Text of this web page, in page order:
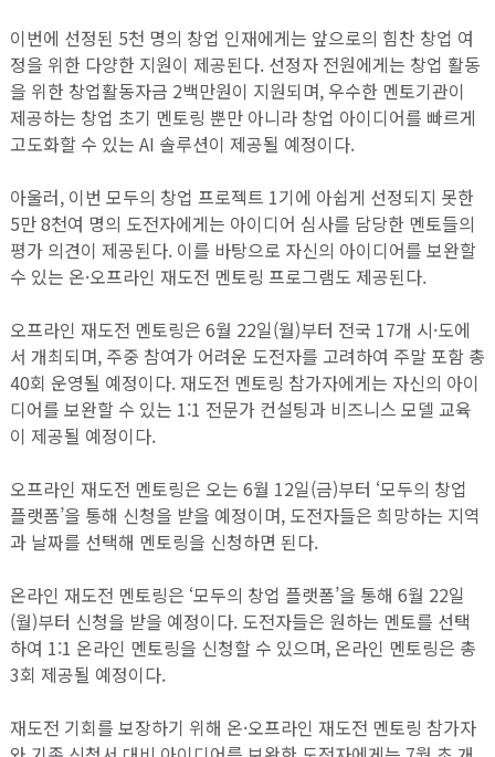
이번에 선정된 5천 명의 창업 인재에게는 앞으로의 힘찬 창업 여
정을 위한 다양한 지원이 제공된다. 선정자 전원에게는 창업 활동
을 위한 창업활동자금 2백만원이 지원되며, 우수한 멘토기관이
제공하는 창업 초기 멘토링 뿐만 아니라 창업 아이디어를 빠르게
고도화할 수 있는 AI 솔루션이 제공될 예정이다.
아울러, 이번 모두의 창업 프로젝트 1기에 아쉽게 선정되지 못한
5만 8천여 명의 도전자에게는 아이디어 심사를 담당한 멘토들의
평가 의견이 제공된다. 이를 바탕으로 자신의 아이디어를 보완할
수 있는 온·오프라인 재도전 멘토링 프로그램도 제공된다.
오프라인 재도전 멘토링은 6월 22일(월)부터 전국 17개 시·도에
서 개최되며, 주중 참여가 어려운 도전자를 고려하여 주말 포함 총
40회 운영될 예정이다. 재도전 멘토링 참가자에게는 자신의 아이
디어를 보완할 수 있는 1:1 전문가 컨설팅과 비즈니스 모델 교육
이 제공될 예정이다.
오프라인 재도전 멘토링은 오는 6월 12일(금)부터 ‘모두의 창업
플랫폼’을 통해 신청을 받을 예정이며, 도전자들은 희망하는 지역
과 날짜를 선택해 멘토링을 신청하면 된다.
온라인 재도전 멘토링은 ‘모두의 창업 플랫폼’을 통해 6월 22일
(월)부터 신청을 받을 예정이다. 도전자들은 원하는 멘토를 선택
하여 1:1 온라인 멘토링을 신청할 수 있으며, 온라인 멘토링은 총
3회 제공될 예정이다.
재도전 기회를 보장하기 위해 온·오프라인 재도전 멘토링 참가자